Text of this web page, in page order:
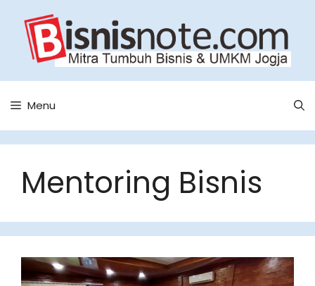
content
Menu
Mentoring Bisnis